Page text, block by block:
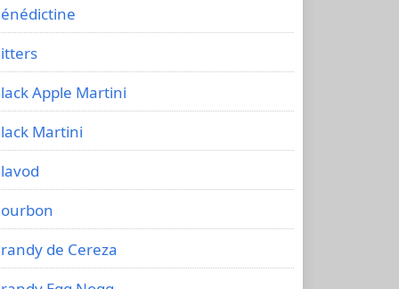
Apple Martini
Martini
de Cereza